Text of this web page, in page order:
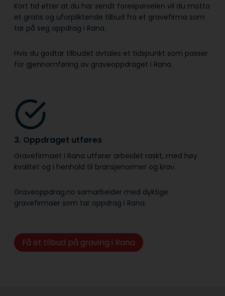
Kort tid etter at du har sendt forespørselen vil du motta
et gratis og uforpliktende tilbud fra et gravefirma som
tar på seg oppdrag i Rana.
Hvis du godtar tilbudet avtales et tidspunkt som passer
for gjennomføring av graveoppdraget i Rana.
3. Oppdraget utføres
Gravefirmaet i Rana utfører arbeidet raskt, med høy
kvalitet og i henhold til bransje­normer og krav.
Graveoppdrag.no samarbeider med dyktige
gravefirmaer som tar oppdrag i Rana.
Få et tilbud på graving i Rana